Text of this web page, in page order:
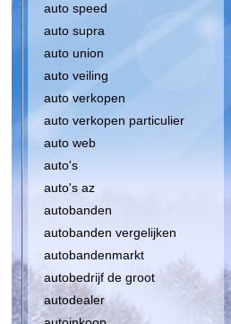
auto speed
auto supra
auto union
auto veiling
auto verkopen
auto verkopen particulier
auto web
auto's
auto's az
autobanden
autobanden vergelijken
autobandenmarkt
autobedrijf de groot
autodealer